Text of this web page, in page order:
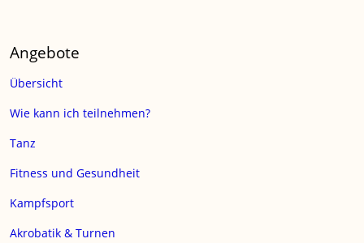
Angebote
Übersicht
Wie kann ich teilnehmen?
Tanz
Fitness und Gesundheit
Kampfsport
Akrobatik & Turnen